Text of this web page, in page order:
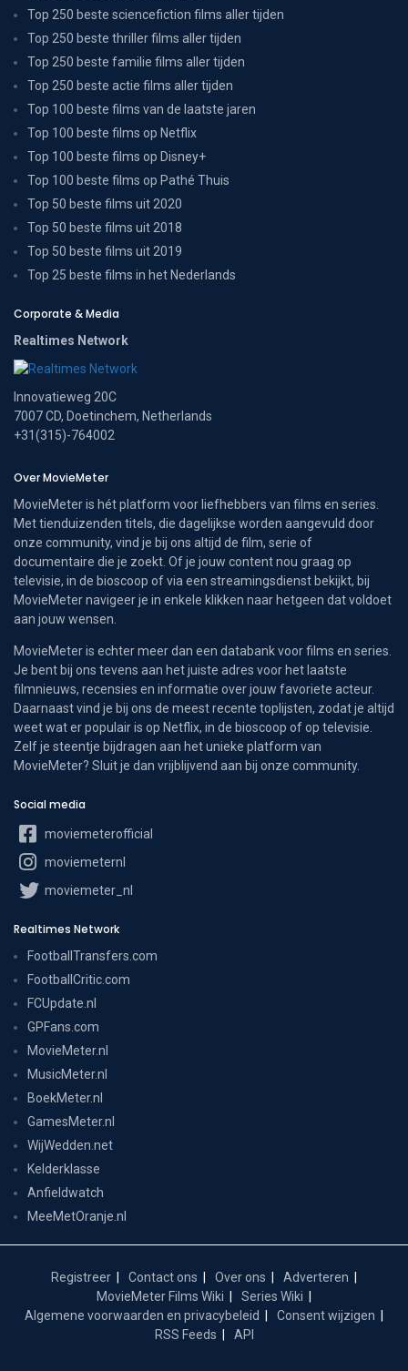
Top 250 beste sciencefiction films aller tijden
Top 250 beste thriller films aller tijden
Top 250 beste familie films aller tijden
Top 250 beste actie films aller tijden
Top 100 beste films van de laatste jaren
Top 100 beste films op Netflix
Top 100 beste films op Disney+
Top 100 beste films op Pathé Thuis
Top 50 beste films uit 2020
Top 50 beste films uit 2018
Top 50 beste films uit 2019
Top 25 beste films in het Nederlands
Corporate & Media
Realtimes Network
Innovatieweg 20C
7007 CD, Doetinchem, Netherlands
+31(315)-764002
Over MovieMeter
MovieMeter is hét platform voor liefhebbers van films en series.
Met tienduizenden titels, die dagelijkse worden aangevuld door
onze community, vind je bij ons altijd de film, serie of
documentaire die je zoekt. Of je jouw content nou graag op
televisie, in de bioscoop of via een streamingsdienst bekijkt, bij
MovieMeter navigeer je in enkele klikken naar hetgeen dat voldoet
aan jouw wensen.
MovieMeter is echter meer dan een databank voor films en series.
Je bent bij ons tevens aan het juiste adres voor het laatste
filmnieuws, recensies en informatie over jouw favoriete acteur.
Daarnaast vind je bij ons de meest recente toplijsten, zodat je altijd
weet wat er populair is op Netflix, in de bioscoop of op televisie.
Zelf je steentje bijdragen aan het unieke platform van
MovieMeter? Sluit je dan vrijblijvend aan bij onze community.
Social media
moviemeterofficial
moviemeternl
moviemeter_nl
Realtimes Network
FootballTransfers.com
FootballCritic.com
FCUpdate.nl
GPFans.com
MovieMeter.nl
MusicMeter.nl
BoekMeter.nl
GamesMeter.nl
WijWedden.net
Kelderklasse
Anfieldwatch
MeeMetOranje.nl
Registreer Contact ons Over ons
Adverteren
MovieMeter Films Wiki
Series Wiki
Algemene voorwaarden en privacybeleid
Consent wijzigen
RSS Feeds
API